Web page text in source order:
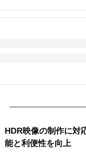
HDR映像の制作に
能と利便性を向上